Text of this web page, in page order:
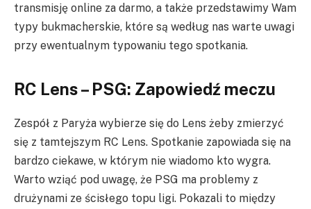
transmisję online za darmo, a także przedstawimy Wam
typy bukmacherskie, które są według nas warte uwagi
przy ewentualnym typowaniu tego spotkania.
RC Lens – PSG: Zapowiedź meczu
Zespół z Paryża wybierze się do Lens żeby zmierzyć
się z tamtejszym RC Lens. Spotkanie zapowiada się na
bardzo ciekawe, w którym nie wiadomo kto wygra.
Warto wziąć pod uwagę, że PSG ma problemy z
drużynami ze ścisłego topu ligi. Pokazali to między